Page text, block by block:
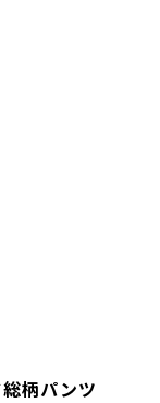
柄パンツ